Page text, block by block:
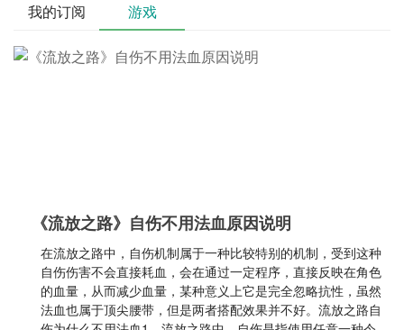
我的订阅 游戏
《流放之路》自伤不用法血原因说明
在流放之路中，自伤机制属于一种比较特别的机制，受到这种
自伤伤害不会直接耗血，会在通过一定程序，直接反映在角色
的血量，从而减少血量，某种意义上它是完全忽略抗性，虽然
法血也属于顶尖腰带，但是两者搭配效果并不好。流放之路自